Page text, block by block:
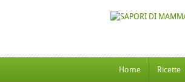
Home Ricette